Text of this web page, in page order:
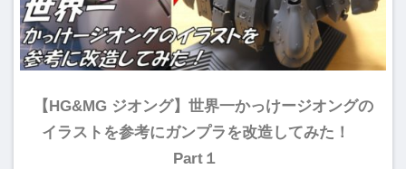
【HG&MG ジオング】世界一かっけージオングの
イラストを参考にガンプラを改造してみた！
Part１